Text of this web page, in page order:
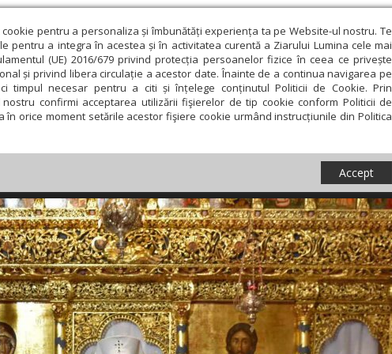
pentru a personaliza și îmbunătăți experiența ta pe Website-ul nostru. Te
pentru a integra în acestea și în activitatea curentă a Ziarului Lumina cele mai
(UE) 2016/679 privind protecția persoanelor fizice în ceea ce privește
și privind libera circulație a acestor date. Înainte de a continua navigarea pe
timpul necesar pentru a citi și înțelege conținutul Politicii de Cookie. Prin
confirmi acceptarea utilizării fişierelor de tip cookie conform Politicii de
în orice moment setările acestor fişiere cookie urmând instrucțiunile din Politica
Accept